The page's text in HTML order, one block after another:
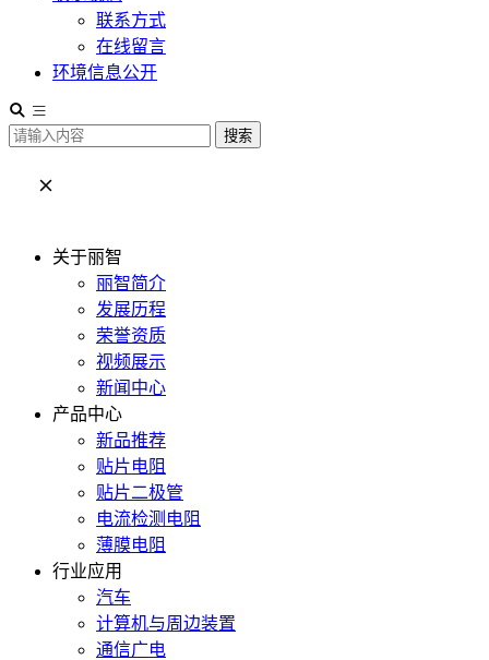
联系方式
在线留言
环境信息公开
搜索
关于丽智
丽智简介
发展历程
荣誉资质
视频展示
新闻中心
产品中心
新品推荐
贴片电阻
贴片二极管
电流检测电阻
薄膜电阻
行业应用
汽车
计算机与周边装置
通信广电